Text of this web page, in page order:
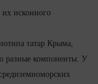
их исконного
татар Крыма,
разные компоненты. У